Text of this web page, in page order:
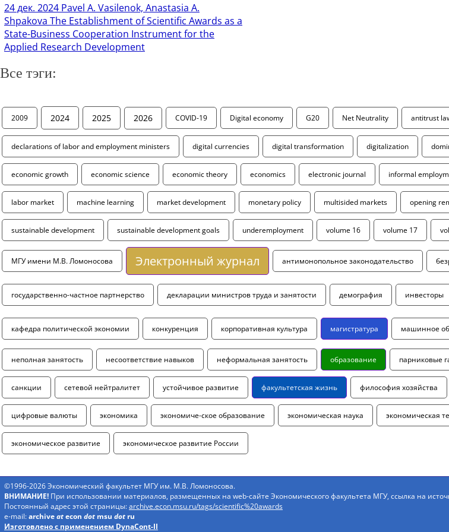
24 дек. 2024 Pavel A. Vasilenok, Anastasia A.
Shpakova The Establishment of Scientific Awards as a
State-Business Cooperation Instrument for the
Applied Research Development
Все тэги:
2009 2024 2025 2026 COVID-19 Digital economy G20 Net Neutrality antitrust
declarations of labor and employment ministers digital currencies digital transformation digitalization
economic growth economic science economic theory economics electronic journal informal
labor market machine learning market development monetary policy multisided markets opening
sustainable development sustainable development goals underemployment volume 16 volume 17
МГУ имени М.В. Ломоносова Электронный журнал антимонопольное законодательство
государственно-частное партнерство декларации министров труда и занятости демография инвесторы
кафедра политической экономии конкуренция корпоративная культура магистратура машинное
неполная занятость несоответствие навыков неформальная занятость образование парниковые
санкции сетевой нейтралитет устойчивое развитие факультетская жизнь философия хозяйства
цифровые валюты экономика экономиче-ское образование экономическая наука экономическая
экономическое развитие экономическое развитие России
©1996-2026 Экономический факультет МГУ им. М.В. Ломоносова.
ВНИМАНИЕ! При использовании материалов, размещенных на web-сайте Экономического факультета МГУ, ссылка на
Постоянный адрес этой страницы:archive.econ.msu.ru/tags/scientific%20awards
e-mail:archiveatecon dot msu dot ru
Изготовлено с применением DynaCont-II